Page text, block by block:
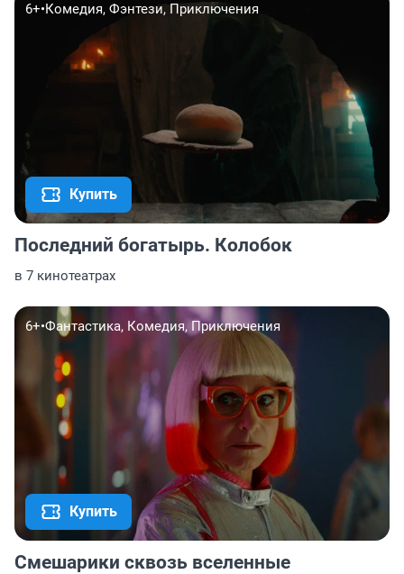
6+•Комедия, Фэнтези, Приключения
Купить
Последний богатырь. Колобок
в 7 кинотеатрах
6+•Фантастика, Комедия, Приключения
Купить
Смешарики сквозь вселенные